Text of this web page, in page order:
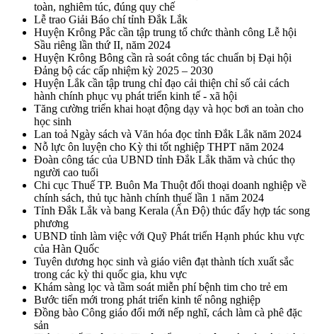
toàn, nghiêm túc, đúng quy chế
Lễ trao Giải Báo chí tỉnh Đắk Lắk
Huyện Krông Pắc cần tập trung tổ chức thành công Lễ hội
Sầu riêng lần thứ II, năm 2024
Huyện Krông Bông cần rà soát công tác chuẩn bị Đại hội
Đảng bộ các cấp nhiệm kỳ 2025 – 2030
Huyện Lắk cần tập trung chỉ đạo cải thiện chỉ số cải cách
hành chính phục vụ phát triển kinh tế - xã hội
Tăng cường triển khai hoạt động dạy và học bơi an toàn cho
học sinh
Lan toả Ngày sách và Văn hóa đọc tỉnh Đắk Lắk năm 2024
Nỗ lực ôn luyện cho Kỳ thi tốt nghiệp THPT năm 2024
Đoàn công tác của UBND tỉnh Đắk Lắk thăm và chúc thọ
người cao tuổi
Chi cục Thuế TP. Buôn Ma Thuột đối thoại doanh nghiệp về
chính sách, thủ tục hành chính thuế lần 1 năm 2024
Tỉnh Đắk Lắk và bang Kerala (Ấn Độ) thúc đẩy hợp tác song
phương
UBND tỉnh làm việc với Quỹ Phát triển Hạnh phúc khu vực
của Hàn Quốc
Tuyên dương học sinh và giáo viên đạt thành tích xuất sắc
trong các kỳ thi quốc gia, khu vực
Khám sàng lọc và tầm soát miễn phí bệnh tim cho trẻ em
Bước tiến mới trong phát triển kinh tế nông nghiệp
Đồng bào Công giáo đổi mới nếp nghĩ, cách làm cà phê đặc
sản